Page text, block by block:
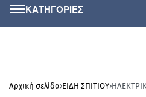
Αρχική σελίδα›ΕΙΔΗ ΣΠΙΤΙΟΥ›